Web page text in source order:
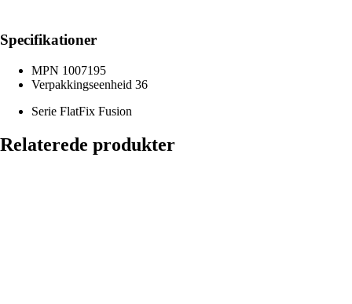
Specifikationer
MPN 1007195
Verpakkingseenheid 36
Serie FlatFix Fusion
Relaterede produkter